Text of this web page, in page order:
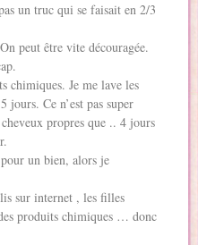
un truc qui se faisait en 2/3
peut être vite découragée.
chimiques. Je me lave les
jours. Ce n’est pas super
propres que .. 4 jours
un bien, alors je
sur internet , les filles
produits chimiques … donc